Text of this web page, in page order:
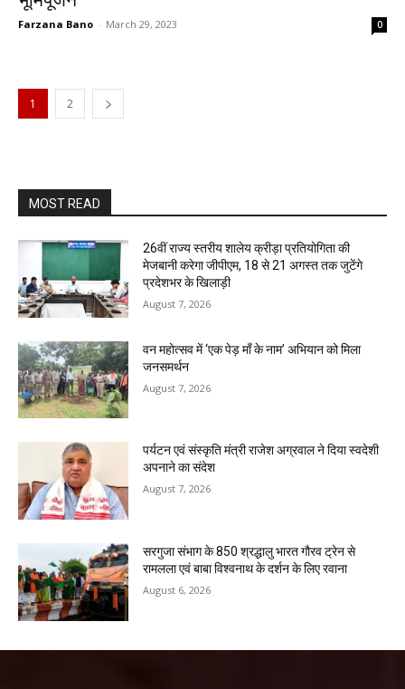
Farzana Bano - March 29, 2023 0
1 2
MOST READ
26वीं राज्य स्तरीय शालेय क्रीड़ा प्रतियोगिता की
मेजबानी करेगा जीपीएम, 18 से 21 अगस्त तक जुटेंगे
प्रदेशभर के खिलाड़ी
August 7, 2026
वन महोत्सव में ‘एक पेड़ माँ के नाम’ अभियान को मिला
जनसमर्थन
August 7, 2026
पर्यटन एवं संस्कृति मंत्री राजेश अग्रवाल ने दिया स्वदेशी
अपनाने का संदेश
August 7, 2026
सरगुजा संभाग के 850 श्रद्धालु भारत गौरव ट्रेन से
रामलला एवं बाबा विश्वनाथ के दर्शन के लिए रवाना
August 6, 2026